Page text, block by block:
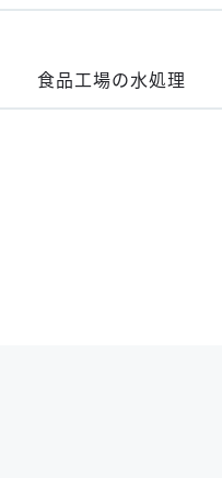
食品工場の水処理